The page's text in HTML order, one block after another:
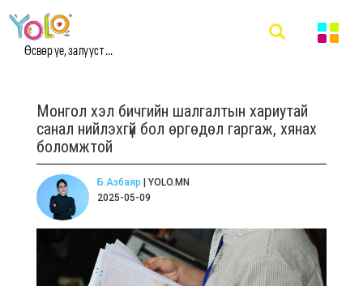
Өсвөр үе, залууст ...
Монгол хэл бичгийн шалгалтын хариутай
санал нийлэхгүй бол өргөдөл гаргаж, хянах
боломжтой
Б.Азбаяр | YOLO.MN
2025-05-09